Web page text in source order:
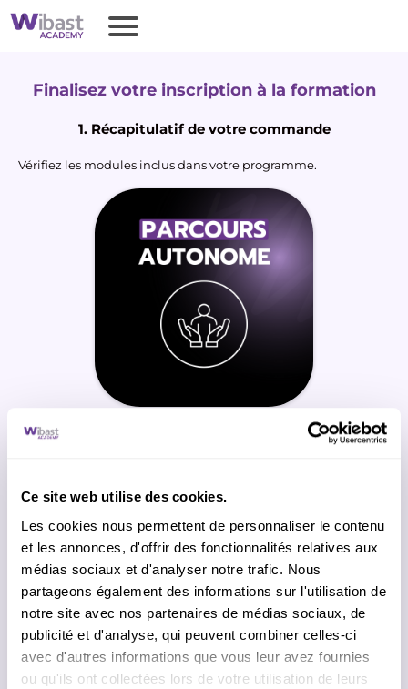
Ce site web utilise des cookies.
Les cookies nous permettent de personnaliser le contenu
et les annonces, d'offrir des fonctionnalités relatives aux
médias sociaux et d'analyser notre trafic. Nous
partageons également des informations sur l'utilisation de
notre site avec nos partenaires de médias sociaux, de
publicité et d'analyse, qui peuvent combiner celles-ci
avec d'autres informations que vous leur avez fournies
ou qu'ils ont collectées lors de votre utilisation de leurs
Finalisez votre inscription à la formation
1. Récapitulatif de votre commande
Vérifiez les modules inclus dans votre programme.
structurée et réaliste.
✔Accès complet aux 4 modules du programme(6h de contenu
progressif).
✔ Fiches outils(CV, pitch, LinkedIn, préparation d’entretien…).
✔Kit IApour gagner du temps sans perdre son ton personnel.
Prix : 249 € TTC au lieu de390 €TTC
✅Garantie 7 jours — Satisfait ou remboursé.
✅ Paiement en3 x sans frais.